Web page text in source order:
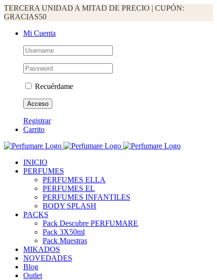
TERCERA UNIDAD A MITAD DE PRECIO | CUPÓN:
GRACIAS50
Facebook
Instagram
WhatsAppMi Cuenta
Recuérdame
Registrar
Carrito
INICIO
PERFUMES
PERFUMES ELLA
PERFUMES EL
PERFUMES INFANTILES
BODY SPLASH
PACKS
Pack Descubre PERFUMARE
Pack 3X50ml
Pack Muestras
MIKADOS
NOVEDADES
Blog
Outlet